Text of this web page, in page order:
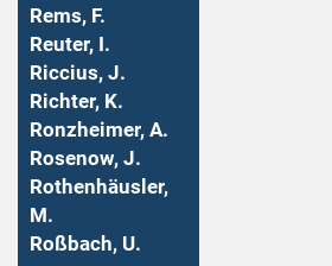
Rems, F.
Reuter, I.
Riccius, J.
Richter, K.
Ronzheimer, A.
Rosenow, J.
Rothenhäusler,
M.
Roßbach, U.